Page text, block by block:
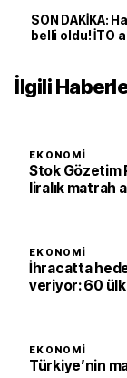
SON DAKİKA:
belli oldu! İTO
İlgili
EKONOMI
Stok Gözetim
liralık matrah
EKONOMI
İhracatta
veriyor: 60
EKONOMI
Türkiye’nin